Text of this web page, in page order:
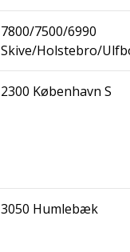
7800/7500/6990
Skive/Holstebro/
2300 Køben­havn S
3050 Hum­le­bæk